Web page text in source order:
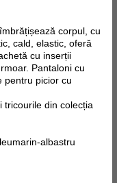
corpul, cu
cald, elastic, oferă
cu inserții
Pantaloni cu
pentru picior cu
tricourile din colecția
albastru